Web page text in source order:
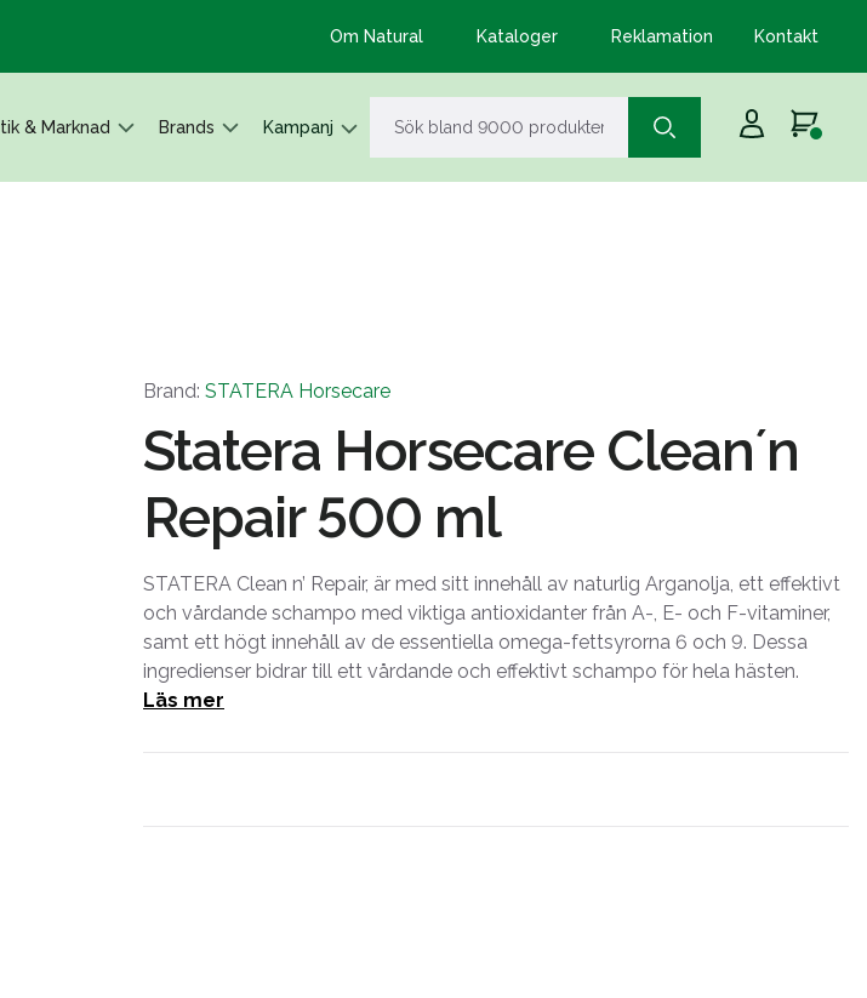
Om Natural Kataloger Reklamation Kontakt
& Marknad Brands Kampanj
Brand: STATERA Horsecare
Statera Horsecare Clean´n
Repair 500 ml
STATERA Clean n’ Repair, är med sitt innehåll av naturlig Arganolja, ett effektivt
och vårdande schampo med viktiga antioxidanter från A-, E- och F-vitaminer,
samt ett högt innehåll av de essentiella omega-fettsyrorna 6 och 9. Dessa
ingredienser bidrar till ett vårdande och effektivt schampo för hela hästen.
Läs mer